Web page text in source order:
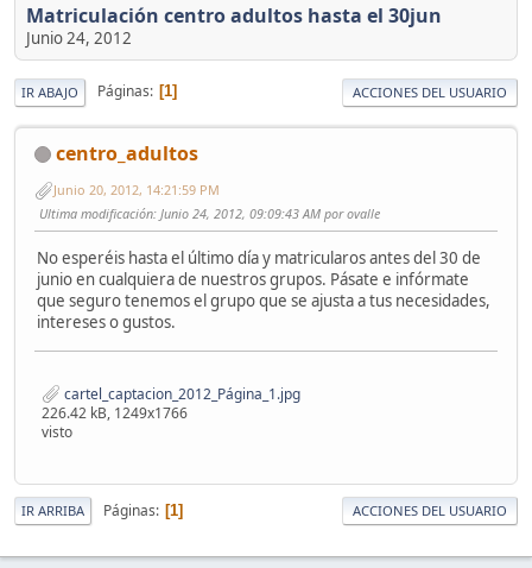
Matriculación centro adultos hasta el 30jun
Junio 24, 2012
IR ABAJO Páginas 1 ACCIONES DEL USUARIO
centro_adultos
Junio 20, 2012, 14:21:59 PM
Ultima modificación: Junio 24, 2012, 09:09:43 AM por ovalle
No esperéis hasta el último día y matricularos antes del 30 de
junio en cualquiera de nuestros grupos. Pásate e infórmate
que seguro tenemos el grupo que se ajusta a tus necesidades,
intereses o gustos.
cartel_captacion_2012_Página_1.jpg
226.42 kB, 1249x1766
visto
IR ARRIBA Páginas 1 ACCIONES DEL USUARIO